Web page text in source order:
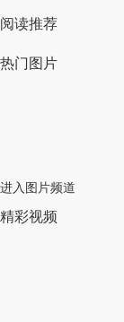
阅读推荐
热门图片
进入图片频道
精彩视频